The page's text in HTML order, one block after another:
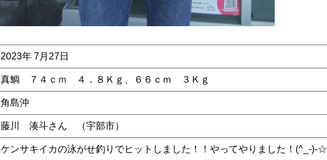
2023年 7月27日
真鯛 ７４ｃｍ ４．８Ｋｇ、６６ｃｍ ３Ｋｇ
角島沖
藤川 湊斗さん （宇部市）
ケンサキイカの泳がせ釣りでヒットしました！！やってやりました！(^_-)-☆